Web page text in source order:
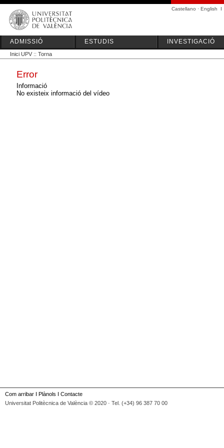
Castellano · English I
ADMISSIÓ ESTUDIS INVESTIGACIÓ
Inici UPV :: Torna
Error
Informació
No existeix informació del vídeo
Com arribar I Plànols I Contacte
Universitat Politècnica de València © 2020 · Tel. (+34) 96 387 70 00